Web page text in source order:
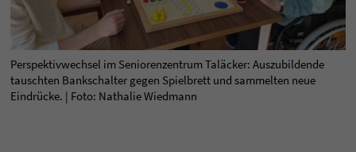
Perspektivwechsel im Seniorenzentrum Taläcker: Auszubildende
tauschten Bankschalter gegen Spielbrett und sammelten neue
Eindrücke. | Foto: Nathalie Wiedmann